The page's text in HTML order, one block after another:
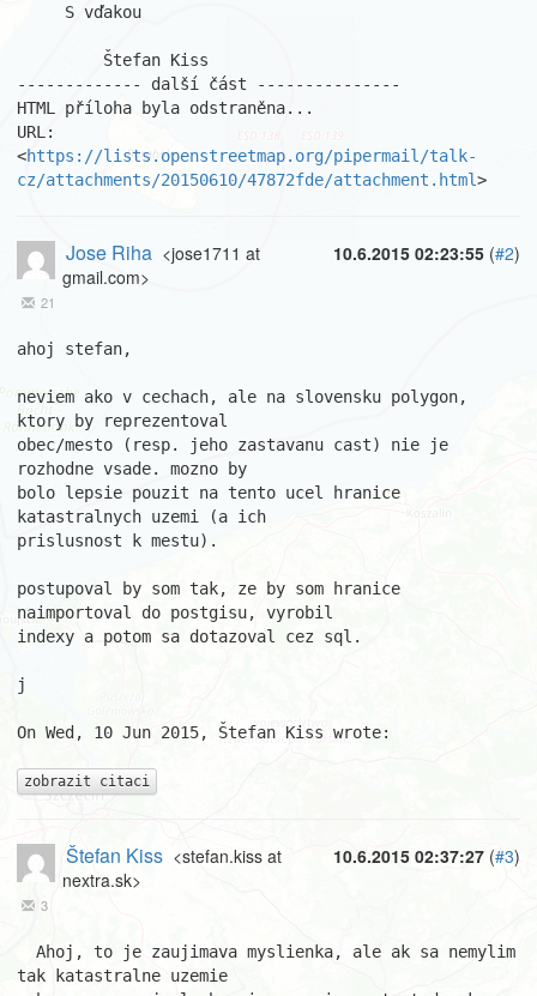
------------- další část ---------------
HTML příloha byla odstraněna...
URL:
<https://lists.openstreetmap.org/pipermail/talk-
cz/attachments/20150610/47872fde/attachment.html>
10.6.2015 02:23:55 (#2)
Jose Riha <jose1711 at
gmail.com>
21
ahoj stefan,
neviem ako v cechach, ale na slovensku polygon,
ktory by reprezentoval
obec/mesto (resp. jeho zastavanu cast) nie je
rozhodne vsade. mozno by
bolo lepsie pouzit na tento ucel hranice
katastralnych uzemi (a ich
prislusnost k mestu).
postupoval by som tak, ze by som hranice
naimportoval do postgisu, vyrobil
indexy a potom sa dotazoval cez sql.
j
On Wed, 10 Jun 2015, Štefan Kiss wrote:
zobrazit citaci
10.6.2015 02:37:27 (#3)
Štefan Kiss <stefan.kiss at
nextra.sk>
3
tak katastralne uzemie